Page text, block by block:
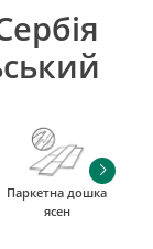
Паркетна дошка
ясен